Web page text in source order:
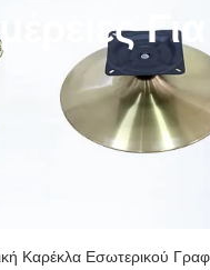
Καρέκλα Εσωτερικού